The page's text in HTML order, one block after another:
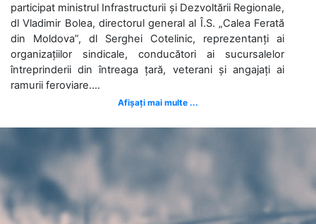
participat ministrul Infrastructurii și Dezvoltării Regionale,
dl Vladimir Bolea, directorul general al Î.S. „Calea Ferată
din Moldova”, dl Serghei Cotelinic, reprezentanți ai
organizațiilor sindicale, conducători ai sucursalelor
întreprinderii din întreaga țară, veterani și angajați ai
ramurii feroviare....
Afișați mai multe ...